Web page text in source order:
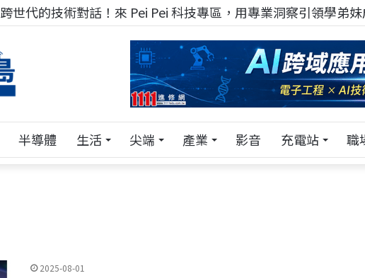
跨世代的技術對話！來 Pei Pei 科技專區，用專業洞察引領學弟
半導體 生活 尖端 產業 影音 充電站 職
2025-08-01